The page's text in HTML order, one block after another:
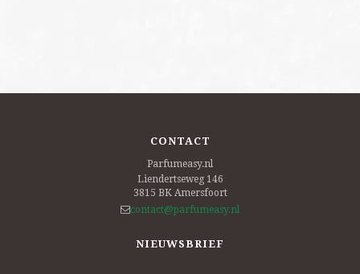
CONTACT
Parfumeasy.nl
Liendertseweg 146
3815 BK Amersfoort
contact@parfumeasy.nl
NIEUWSBRIEF